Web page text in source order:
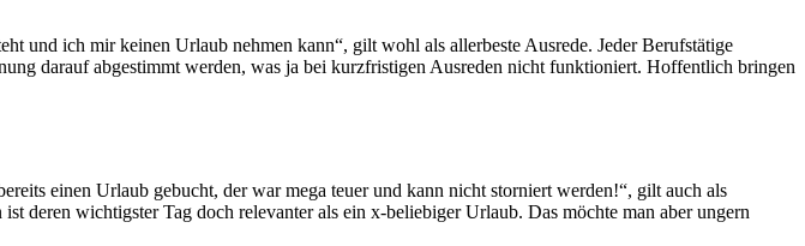
und ich mir keinen Urlaub nehmen kann“, gilt wohl als allerbeste Ausrede. Jeder Berufstätige
darauf abgestimmt werden, was ja bei kurzfristigen Ausreden nicht funktioniert. Hoffentlich bringen
einen Urlaub gebucht, der war mega teuer und kann nicht storniert werden!“, gilt auch als
deren wichtigster Tag doch relevanter als ein x-beliebiger Urlaub. Das möchte man aber ungern